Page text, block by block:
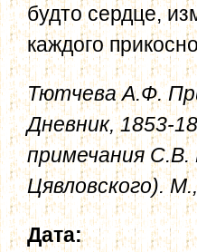
будто сердце,
каждого
Тютчева А.Ф.
Дневник, 1853-
примечания
Цявловского).
Дата: